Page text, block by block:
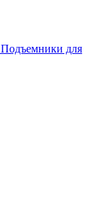
Подъемники для